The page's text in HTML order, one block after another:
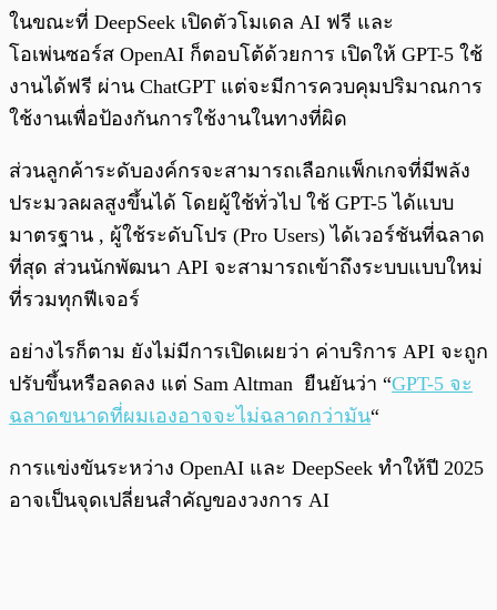
ในขณะที่ DeepSeek เปิดตัวโมเดล AI ฟรี และ
โอเพ่นซอร์ส OpenAI ก็ตอบโต้ด้วยการ เปิดให้ GPT-5 ใช้
งานได้ฟรี ผ่าน ChatGPT แต่จะมีการควบคุมปริมาณการ
ใช้งานเพื่อป้องกันการใช้งานในทางที่ผิด
ส่วนลูกค้าระดับองค์กรจะสามารถเลือกแพ็กเกจที่มีพลัง
ประมวลผลสูงขึ้นได้ โดยผู้ใช้ทั่วไป ใช้ GPT-5 ได้แบบ
มาตรฐาน , ผู้ใช้ระดับโปร (Pro Users) ได้เวอร์ชันที่ฉลาด
ที่สุด ส่วนนักพัฒนา API จะสามารถเข้าถึงระบบแบบใหม่
ที่รวมทุกฟีเจอร์
อย่างไรก็ตาม ยังไม่มีการเปิดเผยว่า ค่าบริการ API จะถูก
ปรับขึ้นหรือลดลง แต่ Sam Altman ยืนยันว่า “GPT-5 จะ
ฉลาดขนาดที่ผมเองอาจจะไม่ฉลาดกว่ามัน“
การแข่งขันระหว่าง OpenAI และ DeepSeek ทำให้ปี 2025
อาจเป็นจุดเปลี่ยนสำคัญของวงการ AI